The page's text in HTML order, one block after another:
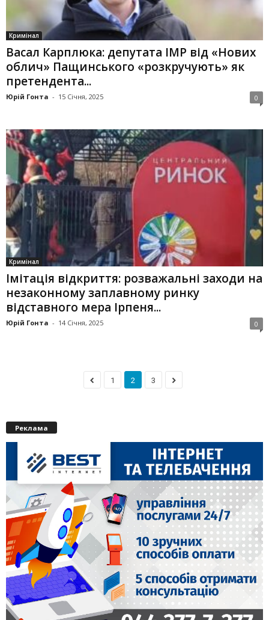
Кримінал
Васал Карплюка: депутата ІМР від «Нових
облич» Пащинського «розкручують» як
претендента...
Юрій Гонта - 15 Січня, 2025 0
Кримінал
Імітація відкриття: розважальні заходи на
незаконному заплавному ринку
відставного мера Ірпеня...
Юрій Гонта - 14 Січня, 2025 0
1 2 3
Реклама